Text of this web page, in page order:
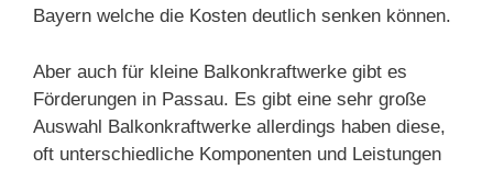
Bayern welche die Kosten deutlich senken können.
Aber auch für kleine Balkonkraftwerke gibt es
Förderungen in Passau. Es gibt eine sehr große
Auswahl Balkonkraftwerke allerdings haben diese,
oft unterschiedliche Komponenten und Leistungen